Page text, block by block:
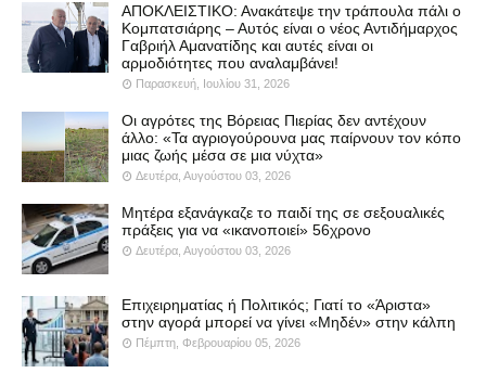
ΑΠΟΚΛΕΙΣΤΙΚΟ: Ανακάτεψε την τράπουλα πάλι ο
Κομπατσιάρης – Αυτός είναι ο νέος Αντιδήμαρχος
Γαβριήλ Αμανατίδης και αυτές είναι οι
αρμοδιότητες που αναλαμβάνει!
Παρασκευή, Ιουλίου 31, 2026
Οι αγρότες της Βόρειας Πιερίας δεν αντέχουν
άλλο: «Τα αγριογούρουνα μας παίρνουν τον κόπο
μιας ζωής μέσα σε μια νύχτα»
Δευτέρα, Αυγούστου 03, 2026
Μητέρα εξανάγκαζε το παιδί της σε σεξουαλικές
πράξεις για να «ικανοποιεί» 56χρονο
Δευτέρα, Αυγούστου 03, 2026
Επιχειρηματίας ή Πολιτικός; Γιατί το «Άριστα»
στην αγορά μπορεί να γίνει «Μηδέν» στην κάλπη
Πέμπτη, Φεβρουαρίου 05, 2026